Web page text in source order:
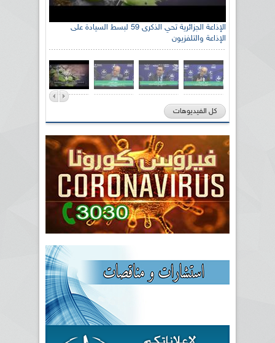
الإذاعة الجزائرية تحي الذكرى 59 لبسط السيادة على
الإذاعة والتلفزيون
كل الفيديوهات